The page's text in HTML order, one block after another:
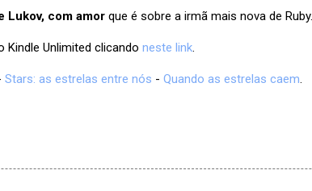
Lukov, com amor que é sobre a irmã mais nova de Ruby.
Kindle Unlimited clicando neste link
Stars: as estrelas entre nós - Quando as estrelas caem